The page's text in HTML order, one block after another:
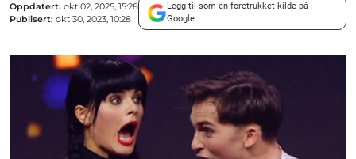
Oppdatert: okt 02, 2025, 15:28
Publisert: okt 30, 2023, 10:28
Legg til som en foretrukket kilde på
Google